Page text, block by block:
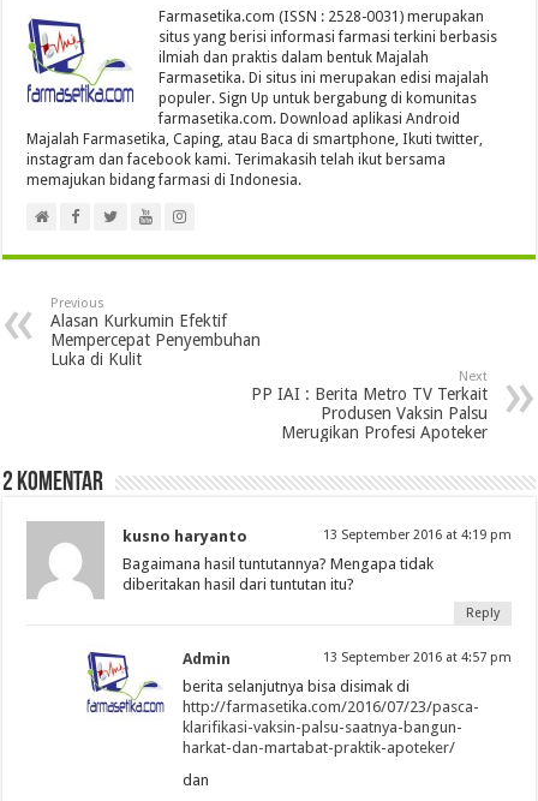
Farmasetika.com (ISSN : 2528-0031) merupakan
situs yang berisi informasi farmasi terkini berbasis
ilmiah dan praktis dalam bentuk Majalah
Farmasetika. Di situs ini merupakan edisi majalah
populer. Sign Up untuk bergabung di komunitas
farmasetika.com. Download aplikasi Android
Majalah Farmasetika, Caping, atau Baca di smartphone, Ikuti twitter,
instagram dan facebook kami. Terimakasih telah ikut bersama
memajukan bidang farmasi di Indonesia.
Previous
Alasan Kurkumin Efektif
Mempercepat Penyembuhan
Luka di Kulit
Next
PP IAI : Berita Metro TV Terkait
Produsen Vaksin Palsu
Merugikan Profesi Apoteker
2 Komentar
kusno haryanto 13 September 2016 at 4:19 pm
Bagaimana hasil tuntutannya? Mengapa tidak
diberitakan hasil dari tuntutan itu?
Reply
Admin 13 September 2016 at 4:57 pm
berita selanjutnya bisa disimak di
http://farmasetika.com/2016/07/23/pasca-
klarifikasi-vaksin-palsu-saatnya-bangun-
harkat-dan-martabat-praktik-apoteker/
dan